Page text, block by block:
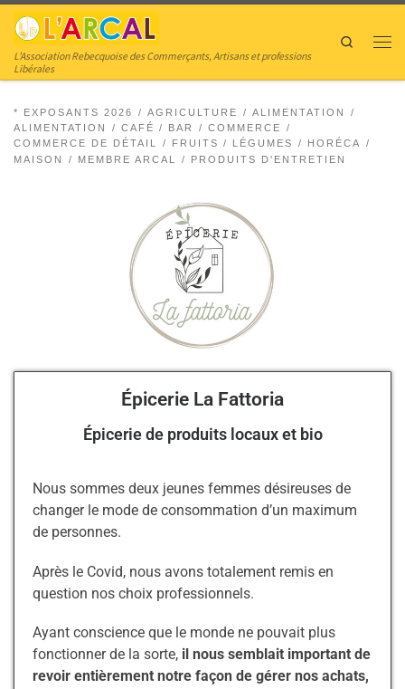
Skip to content
L’Association Rebecquoise des Commerçants, Artisans et professions
Libérales
Search
* EXPOSANTS 2026 AGRICULTURE
ALIMENTATION
ALIMENTATION
CAFÉ / BAR
COMMERCE
COMMERCE DE DÉTAIL
FRUITS / LÉGUMES
HORÉCA
MAISON
MEMBRE ARCAL PRODUITS D'ENTRETIEN
Épicerie La Fattoria
Épicerie de produits locaux et bio
Nous sommes deux jeunes femmes désireuses de
changer le mode de consommation d’un maximum
de personnes.
Après le Covid, nous avons totalement remis en
question nos choix professionnels.
Ayant conscience que le monde ne pouvait plus
fonctionner de la sorte, il nous semblait important de
revoir entièrement notre façon de gérer nos achats,